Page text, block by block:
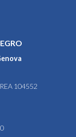
104552